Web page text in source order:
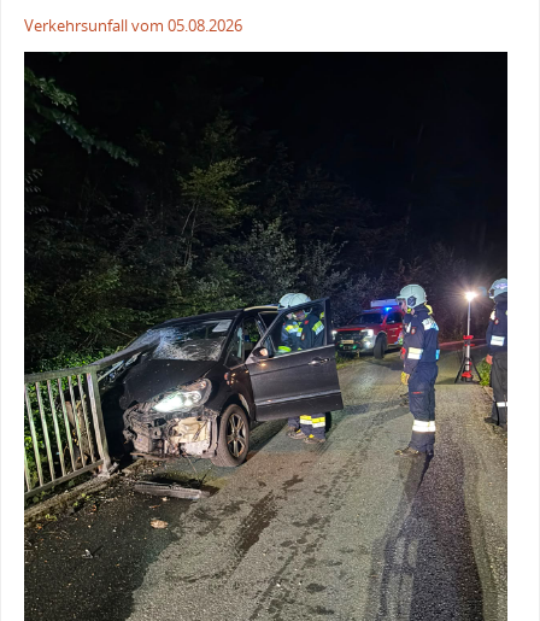
Verkehrsunfall vom 05.08.2026